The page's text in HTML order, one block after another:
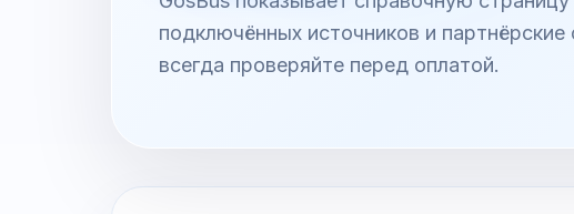
подключённых источников и
всегда проверяйте перед оплатой.